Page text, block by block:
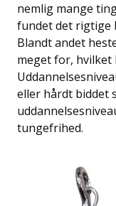
nemlig mange
fundet det rigtige
Blandt andet
meget for, hvilket
eller hårdt biddet
tungefrihed.